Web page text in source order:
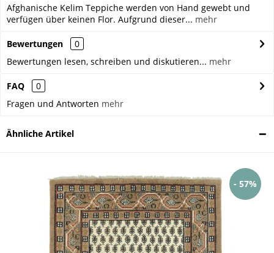
Afghanische Kelim Teppiche werden von Hand gewebt und
verfügen über keinen Flor. Aufgrund dieser... mehr
Bewertungen
0
Bewertungen lesen, schreiben und diskutieren... mehr
FAQ
0
Fragen und Antworten mehr
Ähnliche Artikel
- 57%